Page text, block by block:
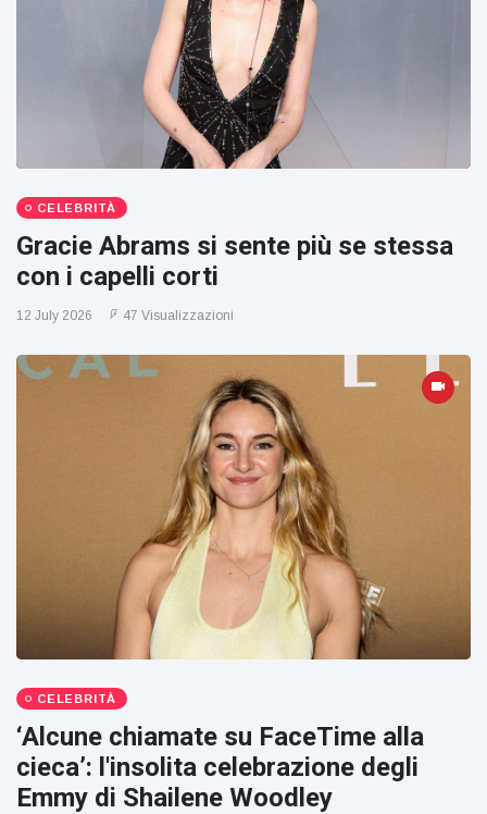
CELEBRITÀ
Gracie Abrams si sente più se stessa
con i capelli corti
12 July 2026 47 Visualizzazioni
CELEBRITÀ
‘Alcune chiamate su FaceTime alla
cieca’: l'insolita celebrazione degli
Emmy di Shailene Woodley